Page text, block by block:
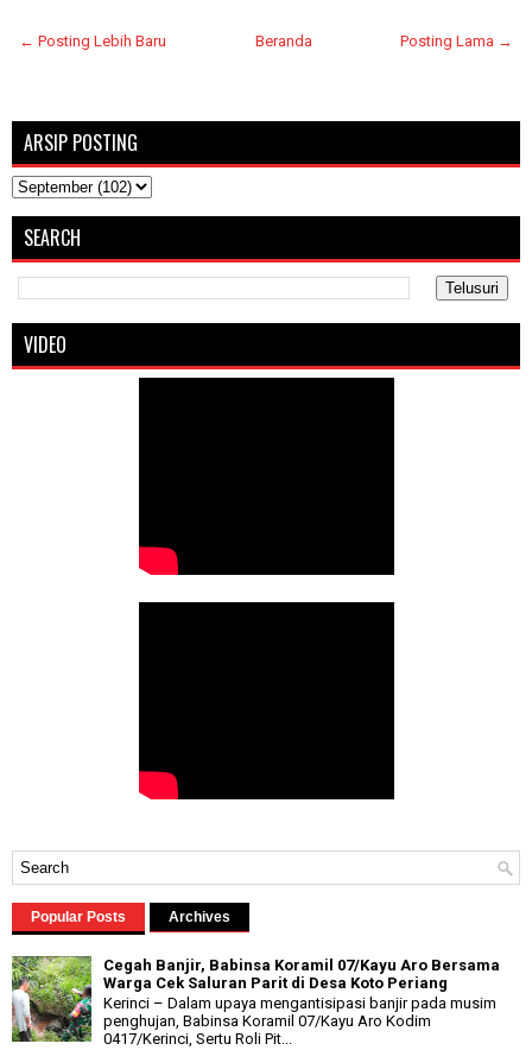
← Posting Lebih Baru Posting Lama →
Beranda
ARSIP POSTING
SEARCH
VIDEO
Popular Posts Archives
Cegah Banjir, Babinsa Koramil 07/Kayu Aro Bersama
Warga Cek Saluran Parit di Desa Koto Periang
Kerinci – Dalam upaya mengantisipasi banjir pada musim
penghujan, Babinsa Koramil 07/Kayu Aro Kodim
0417/Kerinci, Sertu Roli Pit...